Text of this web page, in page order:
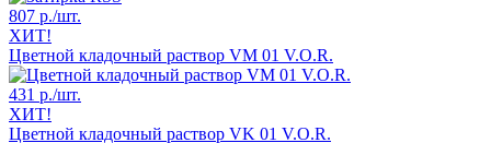
807 р./шт.
ХИТ!
Цветной кладочный раствор VM 01 V.O.R.
431 р./шт.
ХИТ!
Цветной кладочный раствор VK 01 V.O.R.